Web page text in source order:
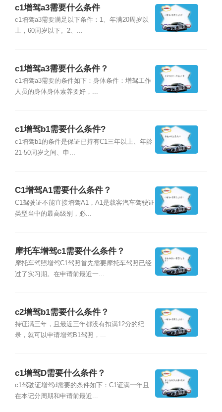
c1增驾a3需要什么条件
c1增驾a3需要满足以下条件：1、年满20周岁以
上，60周岁以下。2、...
c1增驾a3需要什么条件？
c1增驾a3需要的条件如下：身体条件：增驾工作
人员的身体身体素养要好，...
c1增驾b1需要什么条件?
c1增驾b1的条件是保证已持有C1三年以上、年龄
21-50周岁之间、申...
C1增驾A1需要什么条件？
C1驾驶证不能直接增驾A1，A1是载客汽车驾驶证
类型当中的最高级别，必...
摩托车增驾c1需要什么条件？
摩托车驾照增驾C1驾照首先需要摩托车驾照已经
过了实习期。在申请前最近一...
c2增驾b1需要什么条件？
持证满三年，且最近三年都没有扣满12分的纪
录，就可以申请增驾B1驾照，...
c1增驾D需要什么条件？
c1驾驶证增驾d需要的条件如下：C1证满一年且
在本记分周期和申请前最近...